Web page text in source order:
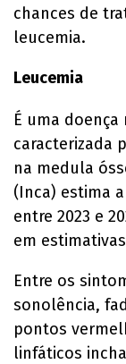
chances de
leucemia.
Leucemia
É uma
caracterizada
na medula
(Inca) estima
entre 2023 e
em
Entre os
sonolência,
pontos
linfáticos